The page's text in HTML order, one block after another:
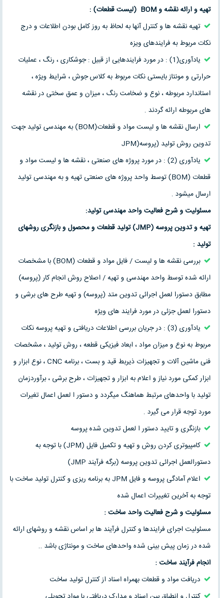
تهیه و ارائه نقشه وBOM (لیست قطعات)
:
تهیه نقشه ها و کنترل آنها به لحاظ به روز کامل بودن اطلاعات و درج
نکات مربوط به فرایندهای ویزه
یادآوری(1) : در مورد فرایندهایی از قبیل : جوشکاری ، رنگ ، عملیات
حرارتی و مونتاز بایستی نکات مربوط به کلاس جوش ، شرایط ویژه ،
استاندارد مربوطه ، نوع و ضخامت رنگ ، میزان و عمق سختی در نقشه
های مربوطه ارائه گردند .
ارسال نقشه ها و لیست مواد و قطعات(BOM) به مهندسی تولید جهت
تدوین روش تولید (پروسه(JPM
یادآوری (2) : در مورد پروژه های صنعتی ، نقشه ها و لیست مواد و
قطعات (BOM) توسط واحد پروژه های صنعتی تهیه و به مهندسی تولید
ارسال میشود .
مسئولیت و شرح فعالیت واحد مهندسی تولید:
تهیه و تدوین پروسه (JMP) تولید قطعات و محصول و بازنگری روشهای
تولید :
بررسی نقشه ها و لیست / فایل مواد و قطعات (BOM) با مشخصات
ارائه شده توسط واحد مهندسی و تهیه / اصلاح روش انجام کار (پروسه)
مطابق دستورا لعمل اجرائی تدوین متد (پروسه) و تهیه طرح های برشی و
دستورا لعمل جزئی در مورد فرایند های ویژه
یادآوری (3) : در جریان بررسی اطلاعات دریافتی و تهیه پروسه نکات
مربوط به نوع و میزان مواد ، ابعاد فیزیکی قطعه ، روش تولید ، مشخصات
فنی ماشین آلات و تجهیزات ذیربط قید و بست ، برنامه CNC ، نوع ابزار و
ابزار کمکی مورد نیاز و اعلام به ابزار و تجهیزات ، طرح برشی ، برآوردزمان
تولید با واحدهای مرتبط هماهنگ میگردد و دستور ا لعمل اعمال تغیرات
مورد توجه قرار می گیرد .
بازنگری و تایید دستور ا لعمل تدوین شده پروسه
کامپیوتری کردن روش و تهیه و تکمیل فایل (JPM) با توجه به
دستورالعمل اجرائی تدوین پروسه (برگه فرآیند JMP)
اعلام آمادگی پروسه و فایل JPM به برنامه ریزی و کنترل تولید ساخت با
توجه به آخرین تغییرات اعمال شده
مسئولیت و شرح فعالیت واحد ساخت :
مسئولیت اجرای فرایندها و کنترل فرآیند ها بر اساس نقشه و روشهای ارائه
شده در زمان پیش بینی شده واحدهای ساخت و مونتاژی باشد ..
انجام فرآیند ساخت :
دریافت مواد و قطعات بهمراه اسناد از کنترل تولید ساخت